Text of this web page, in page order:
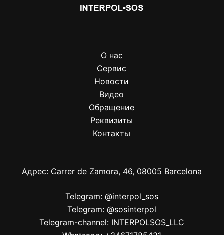
О нас
Сервис
Новости
Видео
Обращение
Реквизиты
Контакты
Адрес: Carrer de Zamora, 46, 08005 Barcelona
Telegram: @interpol_sos
Telegram: @sosinterpol
Telegram-channel: INTERPOLSOS_LLC